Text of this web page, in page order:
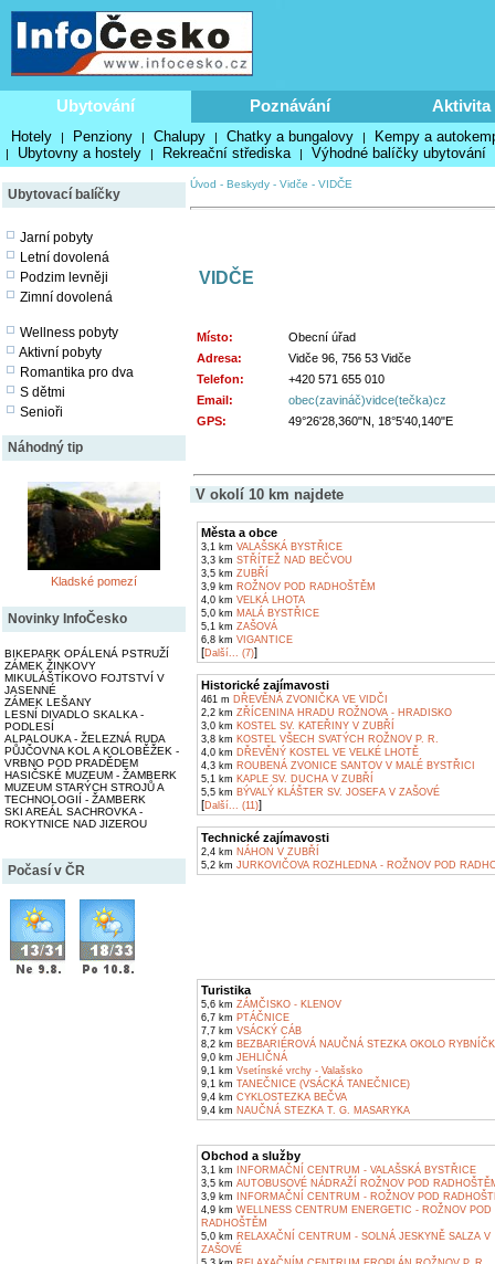
Ubytování Poznávání Aktivita
Hotely | Penziony | Chalupy | Chatky a bungalovy | Kempy a
| Ubytovny a hostely | Rekreační střediska | Výhodné balíčky ubytování
Ubytovací balíčky
Jarní pobyty
Letní dovolená
Podzim levněji
Zimní dovolená
Wellness pobyty
Aktivní pobyty
Romantika pro dva
S dětmi
Senioři
Náhodný tip
Kladské pomezí
Novinky InfoČesko
BIKEPARK OPÁLENÁ PSTRUŽÍ
ZÁMEK ŽINKOVY
MIKULÁŠTÍKOVO FOJTSTVÍ V
JASENNÉ
ZÁMEK LEŠANY
LESNÍ DIVADLO SKALKA -
PODLESÍ
ALPALOUKA - ŽELEZNÁ RUDA
PŮJČOVNA KOL A KOLOBĚŽEK -
VRBNO POD PRADĚDEM
HASIČSKÉ MUZEUM - ŽAMBERK
MUZEUM STARÝCH STROJŮ A
TECHNOLOGIÍ - ŽAMBERK
SKI AREÁL SACHROVKA -
ROKYTNICE NAD JIZEROU
Počasí v ČR
Úvod - Beskydy - Vidče - VIDČE
VIDČE
Místo:
Obecní úřad
Adresa:
Vidče 96, 756 53 Vidče
Telefon:
+420 571 655 010
Email:
obec(zavináč)vidce(tečka)cz
GPS:
49°26'28,360"N, 18°5'40,140"E
V okolí 10 km najdete
Města a obce
3,1 km VALAŠSKÁ BYSTŘICE
3,3 km STŘÍTEŽ NAD BEČVOU
3,5 km ZUBŘÍ
3,9 km ROŽNOV POD RADHOŠTĚM
4,0 km VELKÁ LHOTA
5,0 km MALÁ BYSTŘICE
5,1 km ZAŠOVÁ
6,8 km VIGANTICE
[Další... (7)]
Historické zajímavosti
461 m DŘEVĚNÁ ZVONIČKA VE VIDČI
2,2 km ZŘÍCENINA HRADU ROŽNOVA - HRADISKO
3,0 km KOSTEL SV. KATEŘINY V ZUBŘÍ
3,8 km KOSTEL VŠECH SVATÝCH ROŽNOV P. R.
4,0 km DŘEVĚNÝ KOSTEL VE VELKÉ LHOTĚ
4,3 km ROUBENÁ ZVONICE SANTOV V MALÉ BYSTŘICI
5,1 km KAPLE SV. DUCHA V ZUBŘÍ
5,5 km BÝVALÝ KLÁŠTER SV. JOSEFA V ZAŠOVÉ
[Další... (11)]
Technické zajímavosti
2,4 km NÁHON V ZUBŘÍ
5,2 km JURKOVIČOVA ROZHLEDNA - ROŽNOV POD
Turistika
5,6 km ZÁMČISKO - KLENOV
6,7 km PTÁČNICE
7,7 km VSÁCKÝ CÁB
8,2 km BEZBARIÉROVÁ NAUČNÁ STEZKA OKOLO
9,0 km JEHLIČNÁ
9,1 km Vsetínské vrchy - Valašsko
9,1 km TANEČNICE (VSÁCKÁ TANEČNICE)
9,4 km CYKLOSTEZKA BEČVA
9,4 km NAUČNÁ STEZKA T. G. MASARYKA
Obchod a služby
3,1 km INFORMAČNÍ CENTRUM - VALAŠSKÁ BYSTŘICE
3,5 km AUTOBUSOVÉ NÁDRAŽÍ ROŽNOV POD
3,9 km INFORMAČNÍ CENTRUM - ROŽNOV POD
4,9 km WELLNESS CENTRUM ENERGETIC - ROŽNOV POD
RADHOŠTĚM
5,0 km RELAXAČNÍ CENTRUM - SOLNÁ JESKYNĚ SALZA V
ZAŠOVÉ